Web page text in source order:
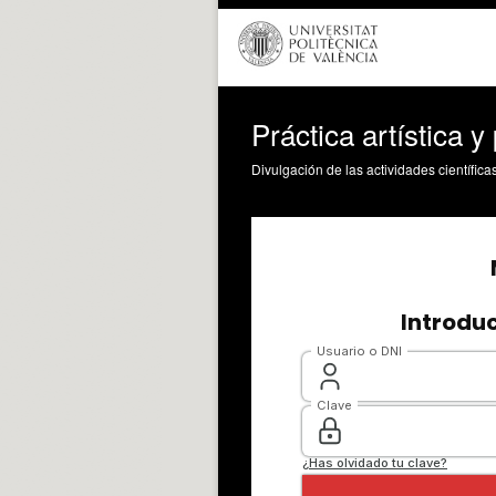
Práctica artística
Divulgación de las actividades